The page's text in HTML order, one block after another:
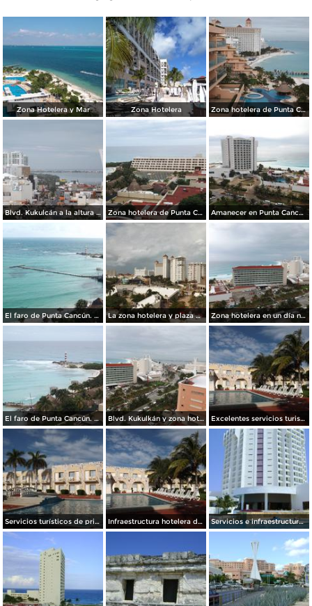
Zona Hotelera y Mar Zona Hotelera Zona hotelera de Punta Cancún. Noviembre/2013
Blvd. Kukulcán a la altura de Cancún Center. Noviembre/2013 Zona hotelera de Punta Cancún. Noviembre/2013 Amanecer en Punta Cancún. Noviembre/2013
El faro de Punta Cancún. Noviembre/2013 La zona hotelera y plaza Caracol. Noviembre/2013 Zona hotelera en un día nublado. Noviembre/2013
El faro de Punta Cancún. Noviembre/2013 Blvd. Kukulkán y zona hotelera. Cancún. Noviembre/2013 Excelentes servicios turisticos en un destino de primera. Noviembre/2013
Servicios turísticos de primera. Cancún, Noviembre/2013 Infraestructura hotelera de primer nivel. Cancún. Noviembre/2013 Servicios e infraestructura turística en Cancún. Abril/2012